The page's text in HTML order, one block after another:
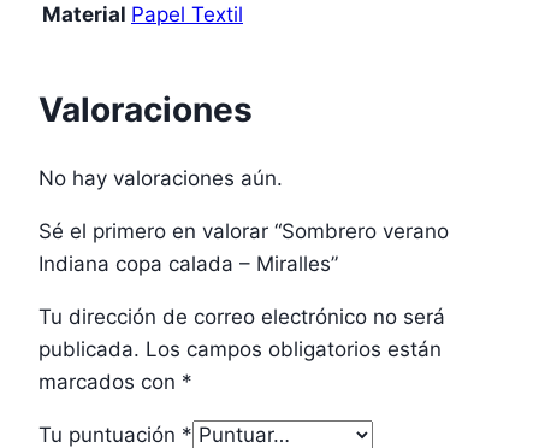
Material Papel Textil
Valoraciones
No hay valoraciones aún.
Sé el primero en valorar “Sombrero verano
Indiana copa calada – Miralles”
Tu dirección de correo electrónico no será
publicada. Los campos obligatorios están
marcados con *
Tu puntuación *